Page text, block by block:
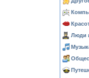
Люди